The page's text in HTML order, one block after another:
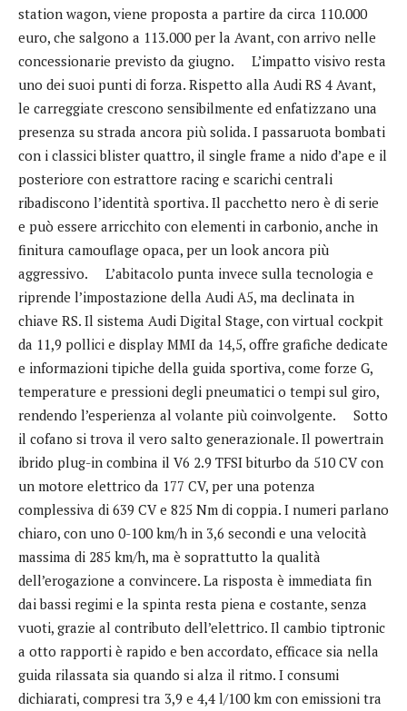
station wagon, viene proposta a partire da circa 110.000
euro, che salgono a 113.000 per la Avant, con arrivo nelle
concessionarie previsto da giugno. L’impatto visivo resta
uno dei suoi punti di forza. Rispetto alla Audi RS 4 Avant,
le carreggiate crescono sensibilmente ed enfatizzano una
presenza su strada ancora più solida. I passaruota bombati
con i classici blister quattro, il single frame a nido d’ape e il
posteriore con estrattore racing e scarichi centrali
ribadiscono l’identità sportiva. Il pacchetto nero è di serie
e può essere arricchito con elementi in carbonio, anche in
finitura camouflage opaca, per un look ancora più
aggressivo. L’abitacolo punta invece sulla tecnologia e
riprende l’impostazione della Audi A5, ma declinata in
chiave RS. Il sistema Audi Digital Stage, con virtual cockpit
da 11,9 pollici e display MMI da 14,5, offre grafiche dedicate
e informazioni tipiche della guida sportiva, come forze G,
temperature e pressioni degli pneumatici o tempi sul giro,
rendendo l’esperienza al volante più coinvolgente. Sotto
il cofano si trova il vero salto generazionale. Il powertrain
ibrido plug-in combina il V6 2.9 TFSI biturbo da 510 CV con
un motore elettrico da 177 CV, per una potenza
complessiva di 639 CV e 825 Nm di coppia. I numeri parlano
chiaro, con uno 0-100 km/h in 3,6 secondi e una velocità
massima di 285 km/h, ma è soprattutto la qualità
dell’erogazione a convincere. La risposta è immediata fin
dai bassi regimi e la spinta resta piena e costante, senza
vuoti, grazie al contributo dell’elettrico. Il cambio tiptronic
a otto rapporti è rapido e ben accordato, efficace sia nella
guida rilassata sia quando si alza il ritmo. I consumi
dichiarati, compresi tra 3,9 e 4,4 l/100 km con emissioni tra